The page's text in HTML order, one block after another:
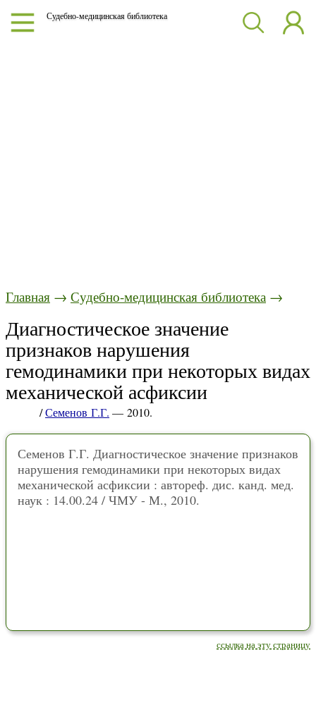
Судебно-медицинская библиотека
Главная → Судебно-медицинская библиотека →
Диагностическое значение
признаков нарушения
гемодинамики при некоторых видах
механической асфиксии
/Семенов Г.Г. — 2010.
Семенов Г.Г. Диагностическое значение признаков
нарушения гемодинамики при некоторых видах
механической асфиксии : автореф. дис. канд. мед.
наук : 14.00.24 / ЧМУ - М., 2010.
ссылка на эту страницу